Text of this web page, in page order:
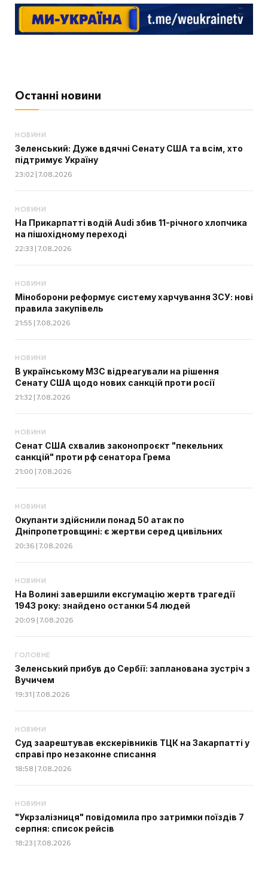
Останні новини
НОВИНИ
Зеленський: Дуже вдячні Сенату США та всім, хто
підтримує Україну
23:02 | 7.08.2026
НОВИНИ
На Прикарпатті водій Audi збив 11-річного хлопчика
на пішохідному переході
22:33 | 7.08.2026
НОВИНИ
Міноборони реформує систему харчування ЗСУ: нові
правила закупівель
21:55 | 7.08.2026
НОВИНИ
В українському МЗС відреагували на рішення
Сенату США щодо нових санкцій проти росії
21:32 | 7.08.2026
НОВИНИ
Сенат США схвалив законопроєкт "пекельних
санкцій" проти рф сенатора Грема
21:00 | 7.08.2026
НОВИНИ
Окупанти здійснили понад 50 атак по
Дніпропетровщині: є жертви серед цивільних
20:36 | 7.08.2026
НОВИНИ
На Волині завершили ексгумацію жертв трагедії
1943 року: знайдено останки 54 людей
20:09 | 7.08.2026
ГОЛОВНЕ
Зеленський прибув до Сербії: запланована зустріч з
Вучичем
19:31 | 7.08.2026
НОВИНИ
Суд заарештував екскерівників ТЦК на Закарпатті у
справі про незаконне списання
18:58 | 7.08.2026
НОВИНИ
"Укрзалізниця" повідомила про затримки поїздів 7
серпня: список рейсів
18:23 | 7.08.2026